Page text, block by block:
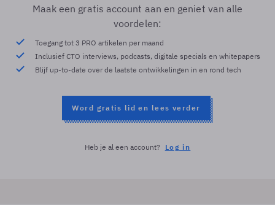
Maak een gratis account aan en geniet van alle
voordelen:
Toegang tot 3 PRO artikelen per maand
Inclusief CTO interviews, podcasts, digitale specials en whitepapers
Blijf up-to-date over de laatste ontwikkelingen in en rond tech
Word gratis lid en lees verder
Heb je al een account? Log in